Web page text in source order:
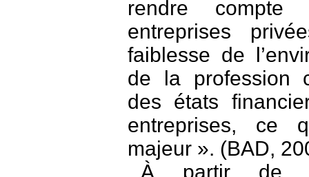
rendre
entreprises
faiblesse de
de la profession
des états
entreprises, ce
majeur ». (BAD,
À partir de